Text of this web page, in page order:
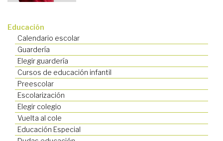
Educación
Calendario escolar
Guardería
Elegir guardería
Cursos de educación infantil
Preescolar
Escolarización
Elegir colegio
Vuelta al cole
Educación Especial